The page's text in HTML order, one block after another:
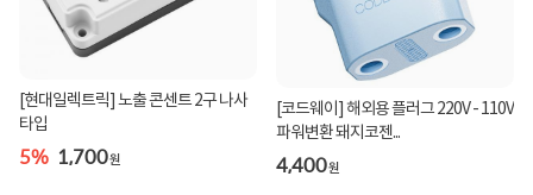
[현대일렉트릭] 노출 콘센트 2구 나사
타입
5% 1,700원
[코드웨이] 해외용 플러그 220V - 110V
파워변환 돼지코젠...
4,400원